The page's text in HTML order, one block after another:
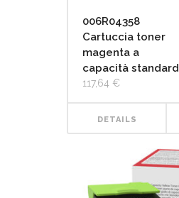
006R04358
Cartuccia toner
magenta a
capacità standard
117,64 €
DETAILS